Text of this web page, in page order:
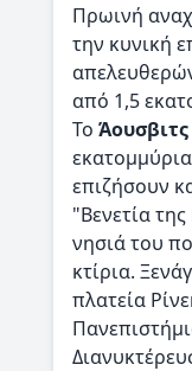
Πρωινή
την κυνική
από 1,5
Το Άουσβιτς
επιζήσουν
"Βενετία
νησιά του
κτίρια.
πλατεία